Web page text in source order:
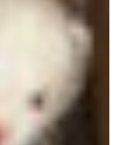
602 692 130